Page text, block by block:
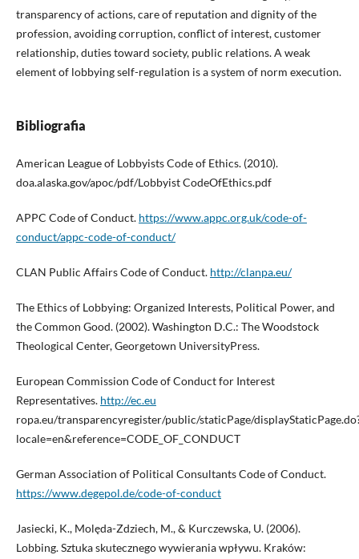
transparency of actions, care of reputation and dignity of the
profession, avoiding corruption, conflict of interest, customer
relationship, duties toward society, public relations. A weak
element of lobbying self-regulation is a system of norm execution.
Bibliografia
American League of Lobbyists Code of Ethics. (2010).
doa.alaska.gov/apoc/pdf/Lobbyist CodeOfEthics.pdf
APPC Code of Conduct. https://www.appc.org.uk/code-of-
conduct/appc-code-of-conduct/
CLAN Public Affairs Code of Conduct. http://clanpa.eu/
The Ethics of Lobbying: Organized Interests, Political Power, and
the Common Good. (2002). Washington D.C.: The Woodstock
Theological Center, Georgetown UniversityPress.
European Commission Code of Conduct for Interest
Representatives. http://ec.eu
ropa.eu/transparencyregister/public/staticPage/
locale=en&reference=CODE_OF_CONDUCT
German Association of Political Consultants Code of Conduct.
https://www.degepol.de/code-of-conduct
Jasiecki, K., Molęda-Zdziech, M., & Kurczewska, U. (2006).
Lobbing. Sztuka skutecznego wywierania wpływu. Kraków: